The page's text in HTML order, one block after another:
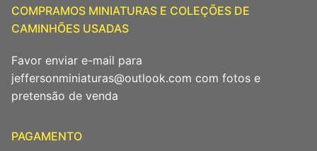
COMPRAMOS MINIATURAS E COLEÇÕES DE
CAMINHÕES USADAS
Favor enviar e-mail para
jeffersonminiaturas@outlook.com com fotos e
pretensão de venda
PAGAMENTO